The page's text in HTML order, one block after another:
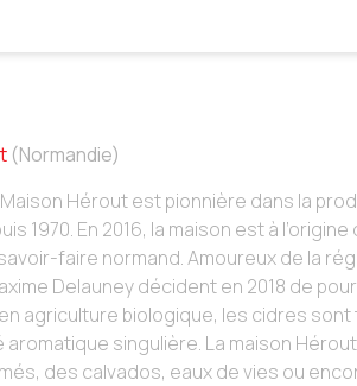
(Normandie)
Hérout est pionnière dans la
1970. En 2016, la maison est à
savoir-faire normand. Amoureux de la
Delauney décident en 2018 de
agriculture biologique, les cidres sont
singulière. La maison
des calvados, eaux de vies ou